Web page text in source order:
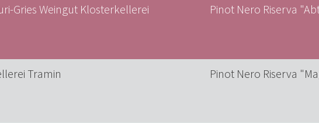
Gries Weingut Klosterkellerei Pinot Nero Riserva
Tramin Pinot Nero Riserva